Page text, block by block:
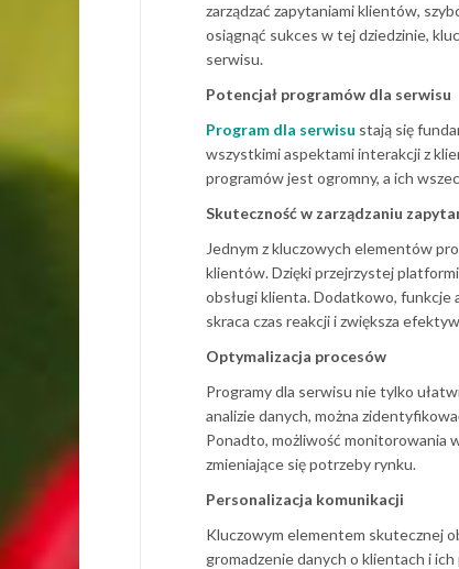
zarządzać zapytaniami klientów,
osiągnąć sukces w tej dziedzinie,
serwisu.
Potencjał programów dla serwisu
Program dla serwisu stają się
wszystkimi aspektami interakcji z
programów jest ogromny, a ich
Skuteczność w zarządzaniu
Jednym z kluczowych elementów
klientów. Dzięki przejrzystej
obsługi klienta. Dodatkowo, funkcje
skraca czas reakcji i zwiększa
Optymalizacja procesów
Programy dla serwisu nie tylko
analizie danych, można
Ponadto, możliwość monitorowania
zmieniające się potrzeby rynku.
Personalizacja komunikacji
Kluczowym elementem skutecznej
gromadzenie danych o klientach i